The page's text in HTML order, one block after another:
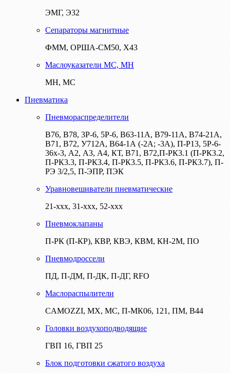
ЭМГ, Э32
Сепараторы магнитные
ФММ, ОРША-СМ50, Х43
Маслоуказатели МС, МН
МН, МС
Пневматика
Пневмораспределители
В76, В78, 3Р-6, 5Р-6, В63-11А, В79-11А, В74-21А,
В71, В72, У712А, В64-1А (-2А; -3А), П-Р13, 5Р-6-
36х-3, А2, А3, А4, КТ, В71, В72,П-РК3.1 (П-РК3.2,
П-РК3.3, П-РК3.4, П-РК3.5, П-РК3.6, П-РК3.7), П-
РЭ 3/2,5, П-ЭПР, ПЭК
Уравновешиватели пневматические
21-ххх, 31-ххх, 52-ххх
Пневмоклапаны
П-РК (П-КР), КВР, КВЭ, КВМ, КН-2М, ПО
Пневмодроссели
ПД, П-ДМ, П-ДК, П-ДГ, RFO
Маслораспылители
CAMOZZI, МХ, МС, П-МК06, 121, ПМ, В44
Головки воздухоподводящие
ГВП 16, ГВП 25
Блок подготовки сжатого воздуха